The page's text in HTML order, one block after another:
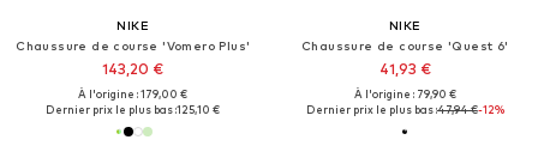
NIKE
Chaussure de course 'Vomero Plus'
143,20 €
À l'origine : 179,00 €
Dernier prix le plus bas :125,10 €
NIKE
Chaussure de course 'Quest 6'
41,93 €
À l'origine : 79,90 €
Dernier prix le plus bas :47,94 €-12%